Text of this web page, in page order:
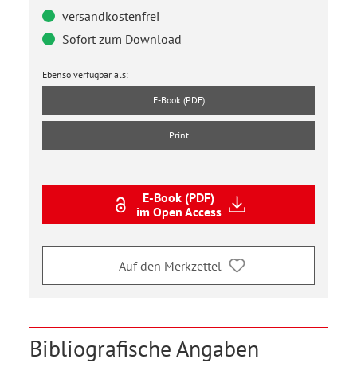
versandkostenfrei
Sofort zum Download
Ebenso verfügbar als:
E-Book (PDF)
Print
E-Book (PDF)
im Open Access
Auf den Merkzettel
Bibliografische Angaben